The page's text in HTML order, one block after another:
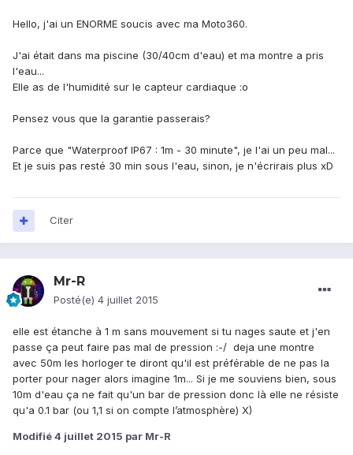
Hello, j'ai un ENORME soucis avec ma Moto360.
J'ai était dans ma piscine (30/40cm d'eau) et ma montre a pris
l'eau...
Elle as de l'humidité sur le capteur cardiaque :o
Pensez vous que la garantie passerais?
Parce que "Waterproof IP67 : 1m - 30 minute", je l'ai un peu mal...
Et je suis pas resté 30 min sous l'eau, sinon, je n'écrirais plus xD
Citer
Mr-R
Posté(e) 4 juillet 2015
elle est étanche à 1 m sans mouvement si tu nages saute et j'en
passe ça peut faire pas mal de pression :-/ deja une montre
avec 50m les horloger te diront qu'il est préférable de ne pas la
porter pour nager alors imagine 1m... Si je me souviens bien, sous
10m d'eau ça ne fait qu'un bar de pression donc là elle ne résiste
qu'a 0.1 bar (ou 1,1 si on compte l’atmosphère) X)
Modifié4 juillet 2015 par Mr-R